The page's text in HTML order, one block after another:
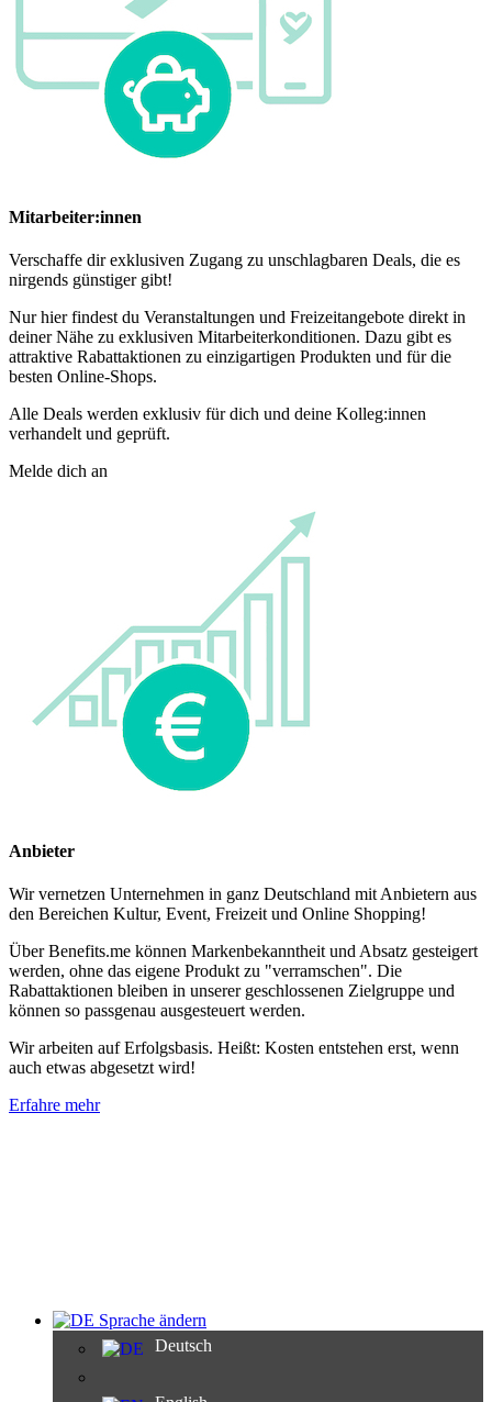
Mitarbeiter:innen
Verschaffe dir exklusiven Zugang zu unschlagbaren Deals, die es
nirgends günstiger gibt!
Nur hier findest du Veranstaltungen und Freizeitangebote direkt in
deiner Nähe zu exklusiven Mitarbeiterkonditionen. Dazu gibt es
attraktive Rabattaktionen zu einzigartigen Produkten und für die
besten Online-Shops.
Alle Deals werden exklusiv für dich und deine Kolleg:innen
verhandelt und geprüft.
Melde dich an
Anbieter
Wir vernetzen Unternehmen in ganz Deutschland mit Anbietern aus
den Bereichen Kultur, Event, Freizeit und Online Shopping!
Über Benefits.me können Markenbekanntheit und Absatz gesteigert
werden, ohne das eigene Produkt zu "verramschen". Die
Rabattaktionen bleiben in unserer geschlossenen Zielgruppe und
können so passgenau ausgesteuert werden.
Wir arbeiten auf Erfolgsbasis. Heißt: Kosten entstehen erst, wenn
auch etwas abgesetzt wird!
Erfahre mehr
Sprache ändern
Deutsch